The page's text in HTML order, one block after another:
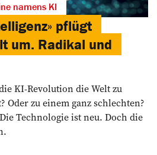
namens KI
pflügt
um. Radikal und
KI-Revolution die Welt zu
Oder zu einem ganz schlechten?
Technologie ist neu. Doch die